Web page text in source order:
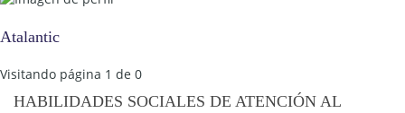
Atalantic
Visitando página 1 de 0
HABILIDADES SOCIALES DE ATENCIÓN AL